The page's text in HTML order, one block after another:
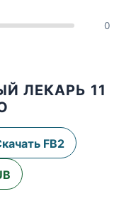
0
ЛЕКАРЬ 11
FB2